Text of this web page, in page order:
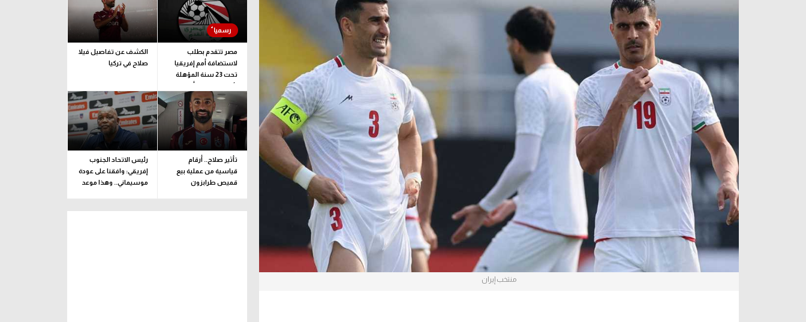
ركن الألعاب
الدوري السعودي للمحترفين
دوري أبطال أوروبا
دوري أبطال إفريقيا
كل البطولات
دوري أبطال أوروبا
القسم الثاني
رياضات أخرى
منتخب إيران
مصر تتقدم بطلب
لاستضافة أمم إفريقيا
تحت 23 سنة المؤهلة
لأولمبياد لوس أنجلوس
الكشف عن تفاصيل فيلا
صلاح في تركيا
تأثير صلاح.. أرقام
قياسية من عملية بيع
قميص طرابزون
رئيس الاتحاد الجنوب
إفريقي: وافقنا على عودة
موسيماني.. وهذا موعد